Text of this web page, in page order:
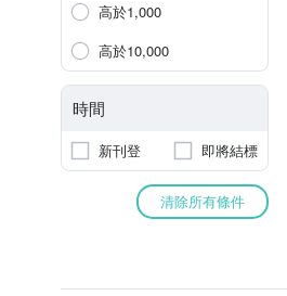
高於1,000
高於10,000
時間
新刊登 即將結標
清除所有條件